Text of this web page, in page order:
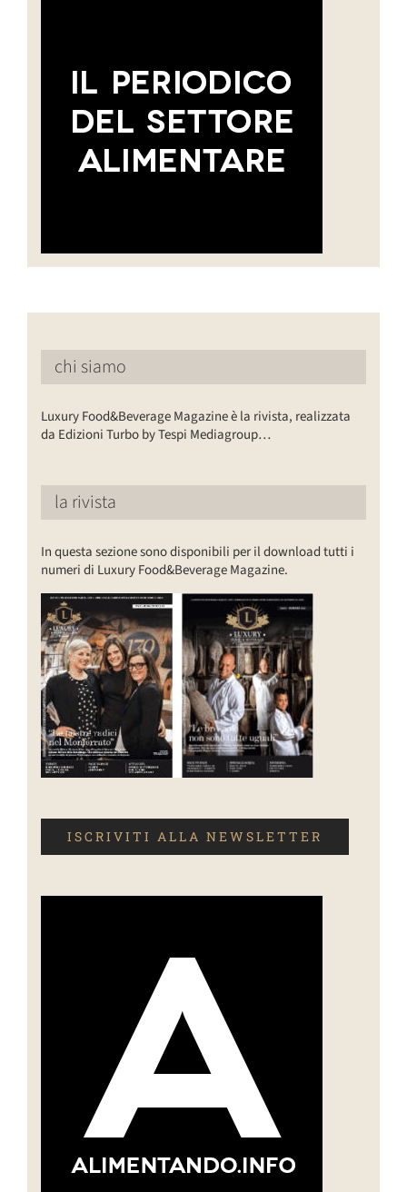
chi siamo
Luxury Food&Beverage Magazine è la rivista, realizzata
da Edizioni Turbo by Tespi Mediagroup…
la rivista
In questa sezione sono disponibili per il download tutti i
numeri di Luxury Food&Beverage Magazine.
ISCRIVITI ALLA NEWSLETTER